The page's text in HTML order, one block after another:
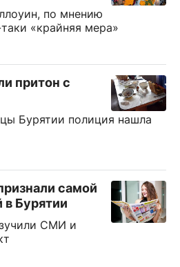
по мнению
«крайняя мера»
притон с
Бурятии полиция нашла
самой
в Бурятии
СМИ и